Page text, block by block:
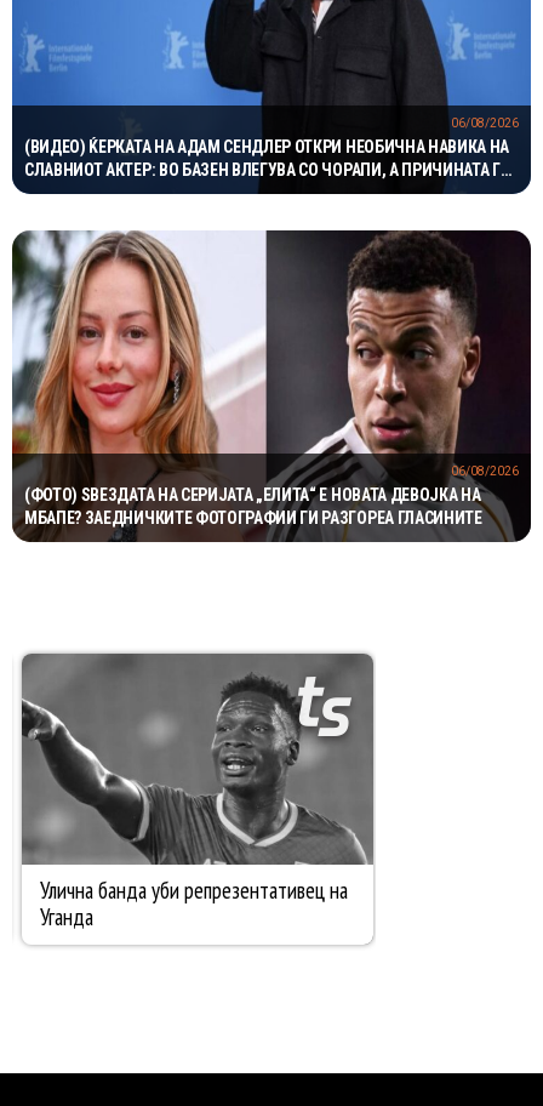
(ВИДЕО) ЌЕРКАТА НА АДАМ СЕНДЛЕР ОТКРИ НЕОБИЧНА НАВИКА НА
СЛАВНИОТ АКТЕР: ВО БАЗЕН ВЛЕГУВА СО ЧОРАПИ, А ПРИЧИНАТА ГИ
НАСМЕА СИТЕ
06/08/2026
(ФОТО) ЅВЕЗДАТА НА СЕРИЈАТА „ЕЛИТА“ Е НОВАТА ДЕВОЈКА НА
МБАПЕ? ЗАЕДНИЧКИТЕ ФОТОГРАФИИ ГИ РАЗГОРЕА ГЛАСИНИТЕ
06/08/2026